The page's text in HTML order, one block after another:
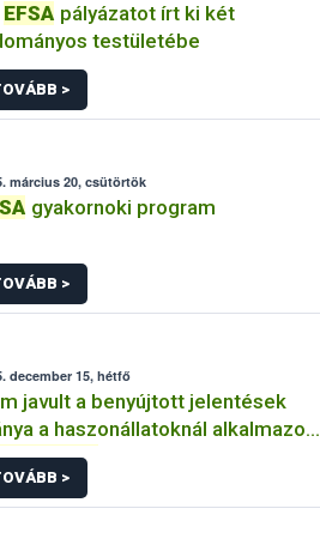
EFSA pályázatot írt ki két
testületébe
>
március 20, csütörtök
gyakornoki program
>
december 15, hétfő
javult a benyújtott jelentések
a haszonállatoknál alkalmazott
>